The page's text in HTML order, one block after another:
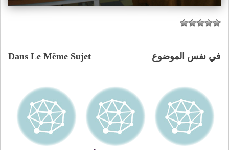
Dans Le Même Sujet في نفس الموضوع